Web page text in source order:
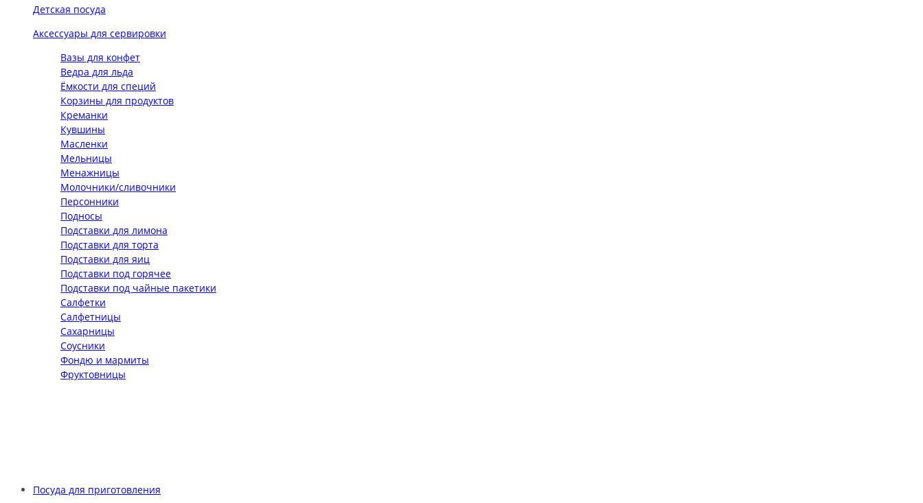
Детская посуда
Аксессуары для сервировки
Вазы для конфет
Ведра для льда
Ёмкости для специй
Корзины для продуктов
Креманки
Кувшины
Масленки
Мельницы
Менажницы
Молочники/сливочники
Персонники
Подносы
Подставки для лимона
Подставки для торта
Подставки для яиц
Подставки под горячее
Подставки под чайные пакетики
Салфетки
Салфетницы
Сахарницы
Соусники
Фондю и мармиты
Фруктовницы
Посуда для приготовления